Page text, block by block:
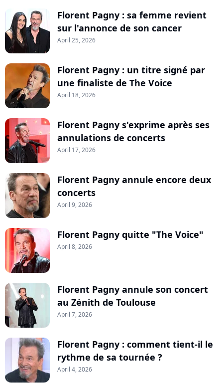
Florent Pagny : sa femme revient
sur l'annonce de son cancer
April 25, 2026
Florent Pagny : un titre signé par
une finaliste de The Voice
April 18, 2026
Florent Pagny s'exprime après ses
annulations de concerts
April 17, 2026
Florent Pagny annule encore deux
concerts
April 9, 2026
Florent Pagny quitte "The Voice"
April 8, 2026
Florent Pagny annule son concert
au Zénith de Toulouse
April 7, 2026
Florent Pagny : comment tient-il le
rythme de sa tournée ?
April 4, 2026